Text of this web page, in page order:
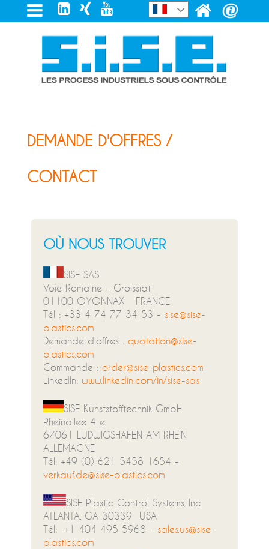
DEMANDE D'OFFRES /
CONTACT
OÙ NOUS TROUVER
SISE SAS
Voie Romaine - Groissiat
01100 OYONNAX FRANCE
Tél : +33 4 74 77 34 53 - sise@sise-
plastics.com
Demande d'offres : quotation@sise-
plastics.com
Commande : order@sise-plastics.com
LinkedIn: www.linkedin.com/in/sise-sas
SISE Kunststofftechnik GmbH
Rheinallee 4 e
67061 LUDWIGSHAFEN AM RHEIN
ALLEMAGNE
Tél: +49 (0) 621 5458 1654 -
verkauf.de@sise-plastics.com
SISE Plastic Control Systems, Inc.
ATLANTA, GA 30339 USA
Tél: +1 404 495 5968 - sales.us@sise-
plastics.com